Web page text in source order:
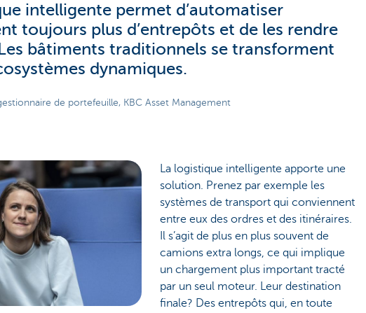
intelligente permet d’automatiser
toujours plus d’entrepôts et de les rendre
bâtiments traditionnels se transforment
dynamiques.
de portefeuille, KBC Asset Management
La logistique intelligente apporte une
solution. Prenez par exemple les
systèmes de transport qui conviennent
entre eux des ordres et des itinéraires.
Il s’agit de plus en plus souvent de
camions extra longs, ce qui implique
un chargement plus important tracté
par un seul moteur. Leur destination
finale? Des entrepôts qui, en toute